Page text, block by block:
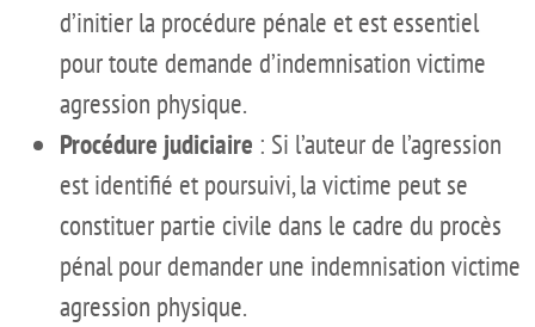
d’initier la procédure pénale et est essentiel
pour toute demande d’indemnisation victime
agression physique.
Procédure judiciaire : Si l’auteur de l’agression
est identifié et poursuivi, la victime peut se
constituer partie civile dans le cadre du procès
pénal pour demander une indemnisation victime
agression physique.